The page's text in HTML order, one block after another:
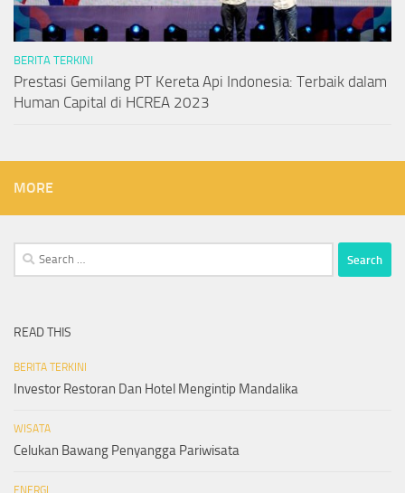
BERITA TERKINI
Prestasi Gemilang PT Kereta Api Indonesia: Terbaik dalam
Human Capital di HCREA 2023
MORE
Search
for:
READ THIS
BERITA TERKINI
Investor Restoran Dan Hotel Mengintip Mandalika
WISATA
Celukan Bawang Penyangga Pariwisata
ENERGI